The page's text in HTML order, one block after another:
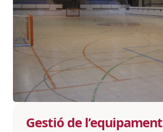
Gestió de l’equipament